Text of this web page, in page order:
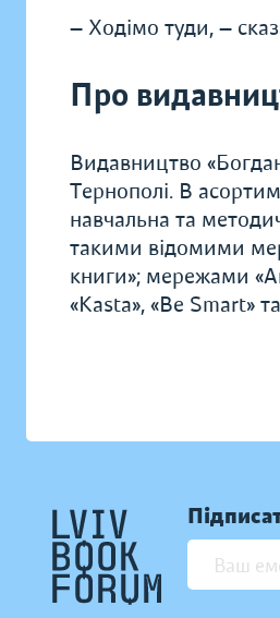
— Ходімо туди, —
Про
Видавництво
Тернополі. В
навчальна та
такими відомими
книги»; мережами
«Kasta», «Be Smart»